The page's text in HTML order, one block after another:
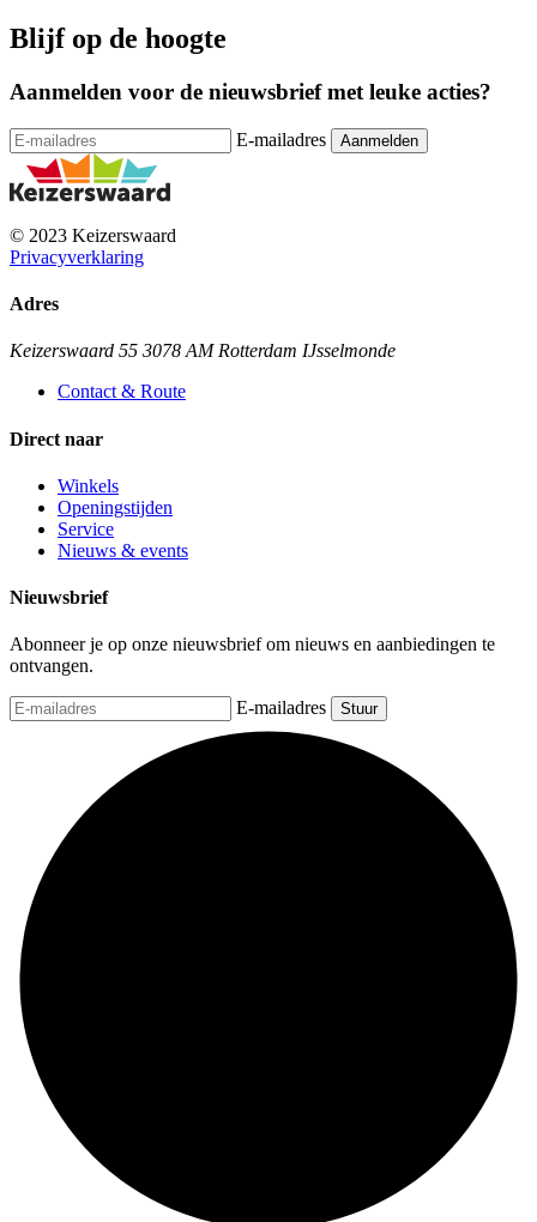
Blijf op de hoogte
Aanmelden voor de nieuwsbrief met leuke acties?
E-mailadres
© 2023 Keizerswaard
Privacyverklaring
Adres
Keizerswaard 55 3078 AM Rotterdam IJsselmonde
Contact & Route
Direct naar
Winkels
Openingstijden
Service
Nieuws & events
Nieuwsbrief
Abonneer je op onze nieuwsbrief om nieuws en aanbiedingen te
ontvangen.
E-mailadres